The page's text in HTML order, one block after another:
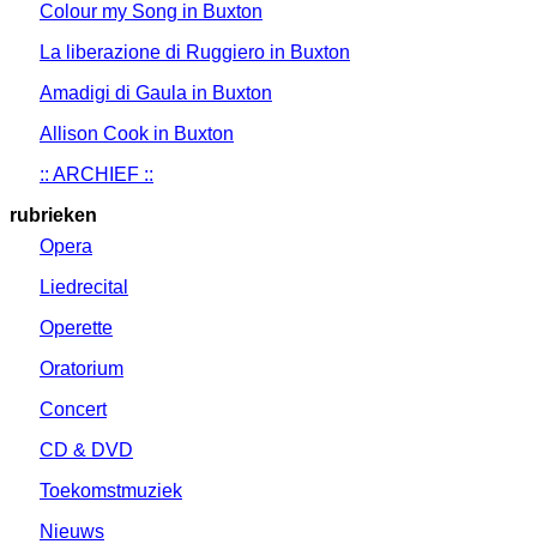
Colour my Song in Buxton
La liberazione di Ruggiero in Buxton
Amadigi di Gaula in Buxton
Allison Cook in Buxton
:: ARCHIEF ::
rubrieken
Opera
Liedrecital
Operette
Oratorium
Concert
CD & DVD
Toekomstmuziek
Nieuws